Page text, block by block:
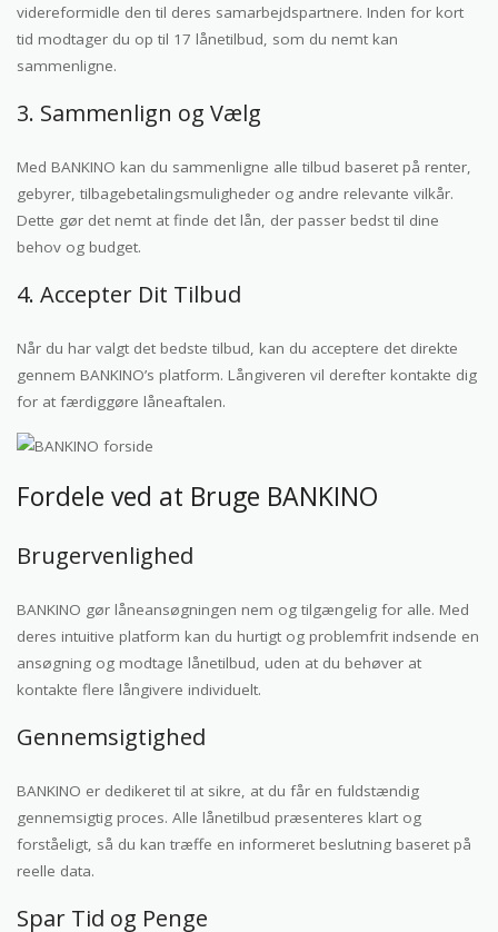
videreformidle den til deres samarbejdspartnere. Inden for kort
tid modtager du op til 17 lånetilbud, som du nemt kan
sammenligne.
3. Sammenlign og Vælg
Med BANKINO kan du sammenligne alle tilbud baseret på renter,
gebyrer, tilbagebetalingsmuligheder og andre relevante vilkår.
Dette gør det nemt at finde det lån, der passer bedst til dine
behov og budget.
4. Accepter Dit Tilbud
Når du har valgt det bedste tilbud, kan du acceptere det direkte
gennem BANKINO’s platform. Långiveren vil derefter kontakte dig
for at færdiggøre låneaftalen.
Fordele ved at Bruge BANKINO
Brugervenlighed
BANKINO gør låneansøgningen nem og tilgængelig for alle. Med
deres intuitive platform kan du hurtigt og problemfrit indsende en
ansøgning og modtage lånetilbud, uden at du behøver at
kontakte flere långivere individuelt.
Gennemsigtighed
BANKINO er dedikeret til at sikre, at du får en fuldstændig
gennemsigtig proces. Alle lånetilbud præsenteres klart og
forståeligt, så du kan træffe en informeret beslutning baseret på
reelle data.
Spar Tid og Penge